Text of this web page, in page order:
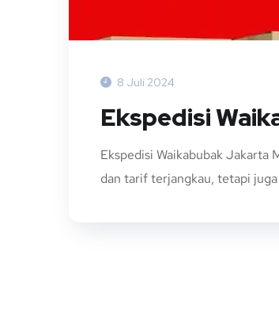
8 Juli 2024
Ekspedisi
Ekspedisi Waikabubak Jakarta
dan tarif terjangkau, tetapi